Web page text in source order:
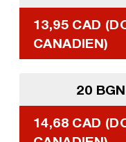
13,95 CAD
CANADIEN)
20
14,68 CAD